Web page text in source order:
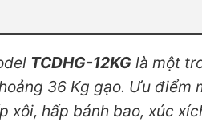
TCDHG-12KG là một
36 Kg gạo. Ưu điểm
xôi, hấp bánh bao, xúc